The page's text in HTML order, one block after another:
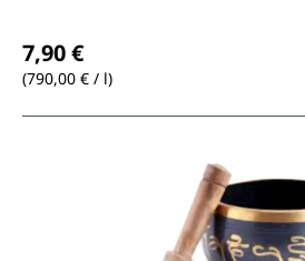
7,90 €
(790,00 € / l)